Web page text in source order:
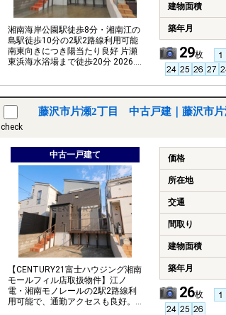
湘南海岸公園駅徒歩8分・湘南江の
島駅徒歩10分の2駅2路線利用可能
南東向きにつき陽当たり良好 片瀬
東浜海水浴場まで徒歩20分 2026.4
建物面積
築年月
29枚
check
藤沢市片瀬2丁目 中古戸建｜藤沢市片
中古一戸建て
【CENTURY21富士ハウジング湘南
モールフィル店取扱物件】江ノ
電・湘南モノレールの2駅2路線利
用可能で、通勤アクセスも良好。
価格
所在地
交通
間取り
建物面積
築年月
26枚